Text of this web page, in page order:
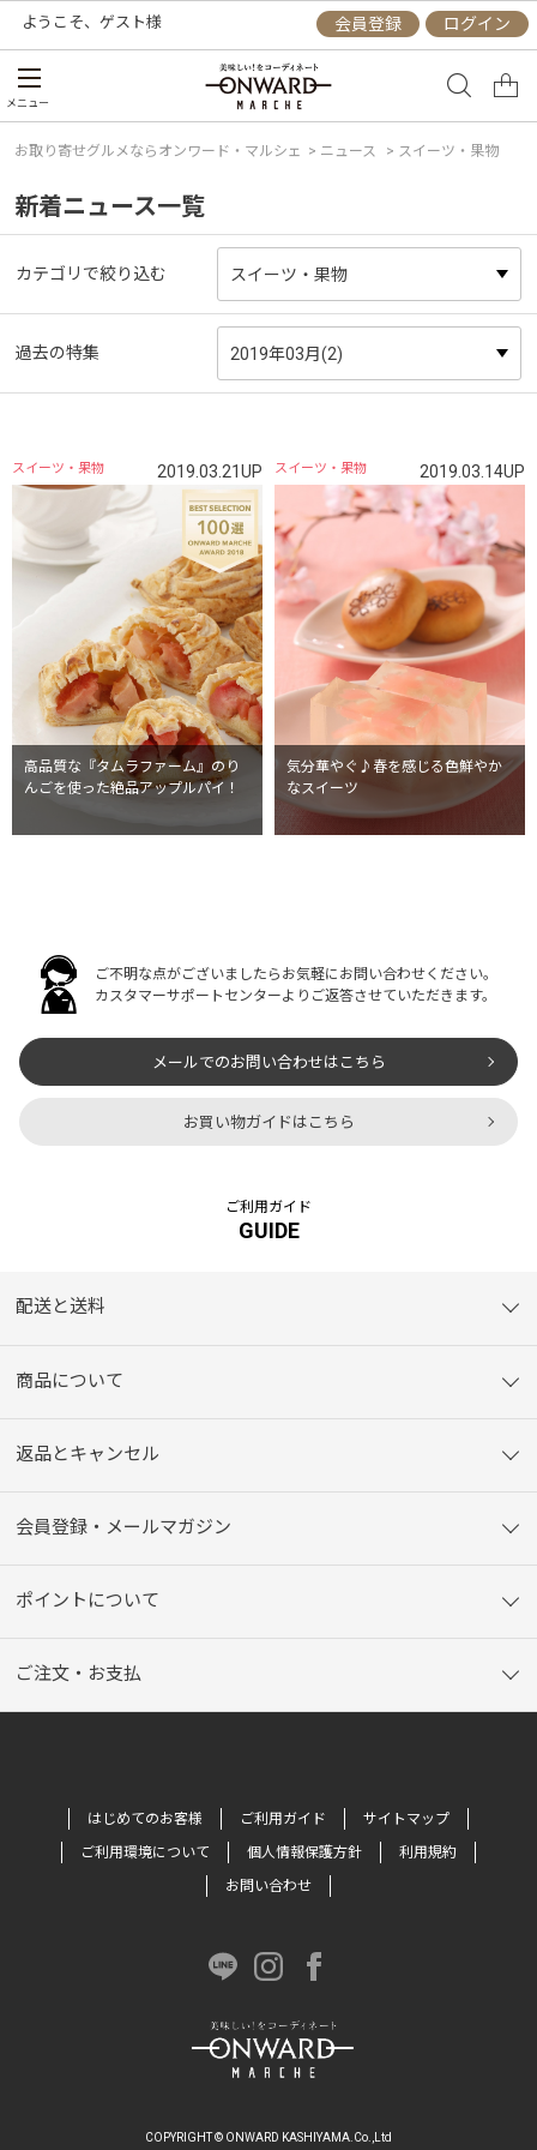
ようこそ、 ゲスト様 会員登録 ログイン
メニュー
お取り寄せグルメならオンワード・マルシェ > ニュース > スイーツ・果物
新着ニュース一覧
カテゴリで絞り込む
過去の特集
高品質な『タムラファーム』のり
んごを使った絶品アップルパイ！
スイーツ・果物 2019.03.21UP
気分華やぐ♪春を感じる色鮮やか
なスイーツ
スイーツ・果物 2019.03.14UP
ご不明な点がございましたらお気軽にお問い合わせください。
カスタマーサポートセンターよりご返答させていただきます。
メールでのお問い合わせはこちら
お買い物ガイドはこちら
ご利用ガイド
GUIDE
配送と送料
商品について
返品とキャンセル
会員登録・メールマガジン
ポイントについて
ご注文・お支払
はじめてのお客様 ご利用ガイド
サイトマップ
ご利用環境について
個人情報保護方針
利用規約
お問い合わせ
COPYRIGHT © ONWARD KASHIYAMA.Co.,Ltd